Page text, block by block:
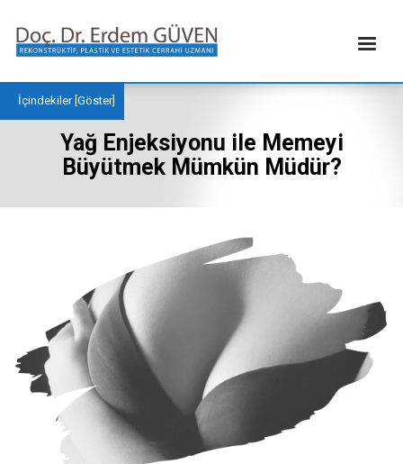
Yağ Enjeksiyonu ile Memeyi
Büyütmek Mümkün Müdür?
İçindekiler [ Göster]